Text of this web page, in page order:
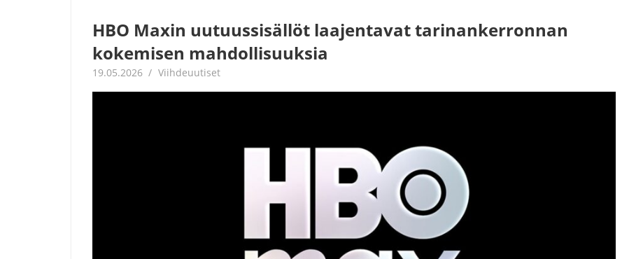
HBO Maxin uutuussisällöt laajentavat tarinankerronnan
kokemisen mahdollisuuksia
19.05.2026 Juha Kaunisto
Viihdeuutiset